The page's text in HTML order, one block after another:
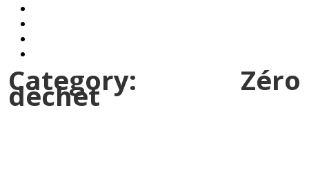
Category: Zéro
déchet